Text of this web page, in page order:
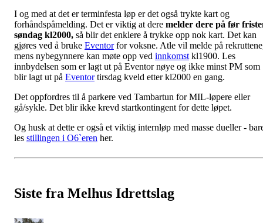
I og med at det er terminfesta løp er det også trykte kart og
forhåndspåmelding. Det er viktig at dere melder dere på før
søndag kl2000, så blir det enklere å trykke opp nok kart. Det kan
gjøres ved å bruke Eventorfor voksne. Atle vil melde på
mens nybegynnere kan møte opp ved innkomst kl1900. Les
innbydelsen som er lagt ut på Eventor nøye og ikke minst PM som
blir lagt ut på Eventortirsdag kveld etter kl2000 en gang.
Det oppfordres til å parkere ved Tambartun for MIL-løpere eller
gå/sykle. Det blir ikke krevd startkontingent for dette løpet.
Og husk at dette er også et viktig internløp med masse dueller -
les stillingen i O6`eren her.
Siste fra Melhus Idrettslag